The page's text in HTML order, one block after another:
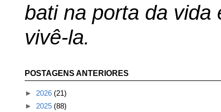
bati na porta da vida
vivê-la.
POSTAGENS ANTERIORES
► 2026 (21)
► 2025 (88)